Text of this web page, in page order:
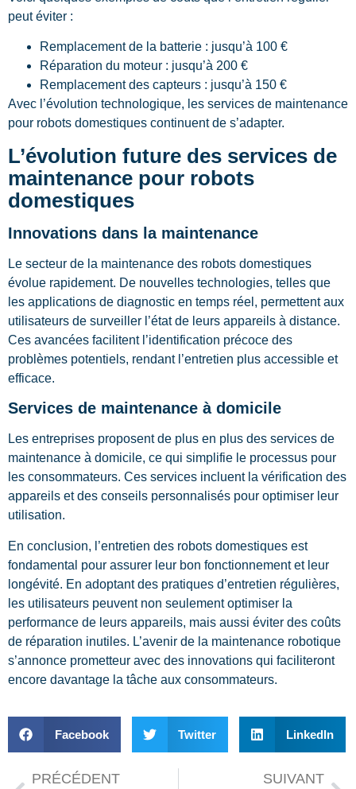
peut éviter :
Remplacement de la batterie : jusqu’à 100 €
Réparation du moteur : jusqu’à 200 €
Remplacement des capteurs : jusqu’à 150 €
Avec l’évolution technologique, les services de maintenance
pour robots domestiques continuent de s’adapter.
L’évolution future des services de
maintenance pour robots
domestiques
Innovations dans la maintenance
Le secteur de la maintenance des robots domestiques
évolue rapidement. De nouvelles technologies, telles que
les applications de diagnostic en temps réel, permettent aux
utilisateurs de surveiller l’état de leurs appareils à distance.
Ces avancées facilitent l’identification précoce des
problèmes potentiels, rendant l’entretien plus accessible et
efficace.
Services de maintenance à domicile
Les entreprises proposent de plus en plus des services de
maintenance à domicile, ce qui simplifie le processus pour
les consommateurs. Ces services incluent la vérification des
appareils et des conseils personnalisés pour optimiser leur
utilisation.
En conclusion, l’entretien des robots domestiques est
fondamental pour assurer leur bon fonctionnement et leur
longévité. En adoptant des pratiques d’entretien régulières,
les utilisateurs peuvent non seulement optimiser la
performance de leurs appareils, mais aussi éviter des coûts
de réparation inutiles. L’avenir de la maintenance robotique
s’annonce prometteur avec des innovations qui faciliteront
encore davantage la tâche aux consommateurs.
Facebook Twitter LinkedIn
PRÉCÉDENT
SUIVANT